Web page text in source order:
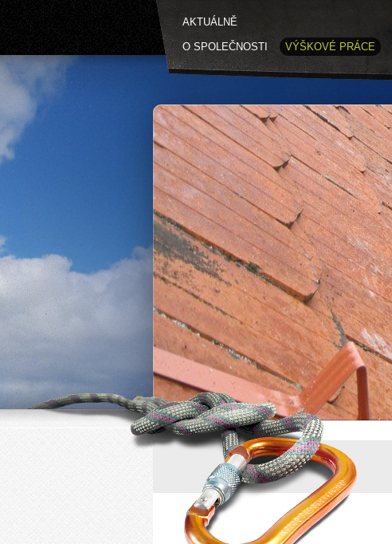
AKTUÁLNĚ
O SPOLEČNOSTI VÝŠKOVÉ PRÁCE